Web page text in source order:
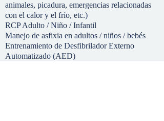
animales, picadura, emergencias relacionadas
con el calor y el frío, etc.)
RCP Adulto / Niño / Infantil
Manejo de asfixia en adultos / niños / bebés
Entrenamiento de Desfibrilador Externo
Automatizado (AED)